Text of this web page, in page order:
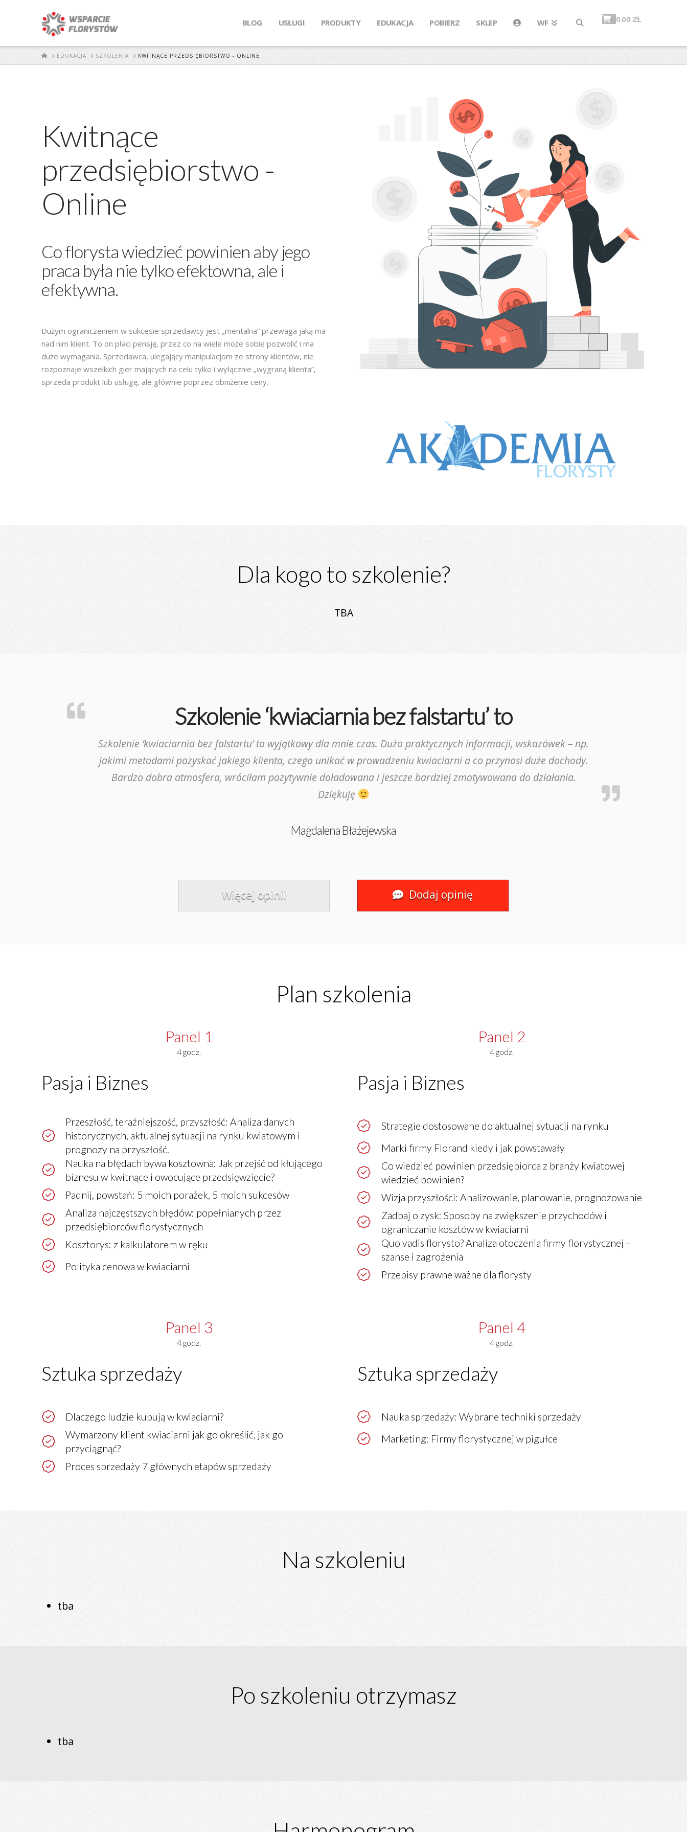
BLOG USŁUGI PRODUKTY EDUKACJA POBIERZ SKLEP WF 0.00 ZŁ
STARTEDUKACJA SZKOLENIA KWITNĄCE PRZEDSIĘBIORSTWO - ONLINE
Kwitnące
przedsiębiorstwo -
Online
Co florysta wiedzieć powinien aby jego
praca była nie tylko efektowna, ale i
efektywna.
Dużym ograniczeniem w sukcesie sprzedawcy jest „mentalna” przewaga jaką ma
nad nim klient. To on płaci pensję, przez co na wiele może sobie pozwolić i ma
duże wymagania. Sprzedawca, ulegający manipulacjom ze strony klientów, nie
rozpoznaje wszelkich gier mających na celu tylko i wyłącznie „wygraną klienta”,
sprzeda produkt lub usługę, ale głównie poprzez obniżenie ceny.
Dla kogo to szkolenie?
TBA
Szkolenie ‘kwiaciarnia bez falstartu’ to
Szkolenie ‘kwiaciarnia bez falstartu’ to wyjątkowy dla mnie czas. Dużo praktycznych informacji, wskazówek – np.
jakimi metodami pozyskać jakiego klienta, czego unikać w prowadzeniu kwiaciarni a co przynosi duże dochody.
Bardzo dobra atmosfera, wróciłam pozytywnie doładowana i jeszcze bardziej zmotywowana do działania.
Dziękuję
Magdalena Błażejewska
Więcej opinii Dodaj opinię
Plan szkolenia
Panel 1
4 godz.
Pasja i Biznes
Przeszłość, teraźniejszość, przyszłość: Analiza danych
historycznych, aktualnej sytuacji na rynku kwiatowym i
prognozy na przyszłość.
Nauka na błędach bywa kosztowna: Jak przejść od kłującego
biznesu w kwitnące i owocujące przedsięwzięcie?
Padnij, powstań: 5 moich porażek, 5 moich sukcesów
Analiza najczęstszych błędów: popełnianych przez
przedsiębiorców florystycznych
Kosztorys: z kalkulatorem w ręku
Polityka cenowa w kwiaciarni
Panel 2
4 godz.
Pasja i Biznes
Strategie dostosowane do aktualnej sytuacji na rynku
Marki firmy Florand kiedy i jak powstawały
Co wiedzieć powinien przedsiębiorca z branży kwiatowej
wiedzieć powinien?
Wizja przyszłości: Analizowanie, planowanie, prognozowanie
Zadbaj o zysk: Sposoby na zwiększenie przychodów i
ograniczanie kosztów w kwiaciarni
Quo vadis florysto? Analiza otoczenia firmy florystycznej –
szanse i zagrożenia
Przepisy prawne ważne dla florysty
Panel 3
4 godz.
Sztuka sprzedaży
Dlaczego ludzie kupują w kwiaciarni?
Wymarzony klient kwiaciarni jak go określić, jak go
przyciągnąć?
Proces sprzedaży 7 głównych etapów sprzedaży
Panel 4
4 godz.
Sztuka sprzedaży
Nauka sprzedaży: Wybrane techniki sprzedaży
Marketing: Firmy florystycznej w pigułce
Na szkoleniu
tba
Po szkoleniu otrzymasz
tba